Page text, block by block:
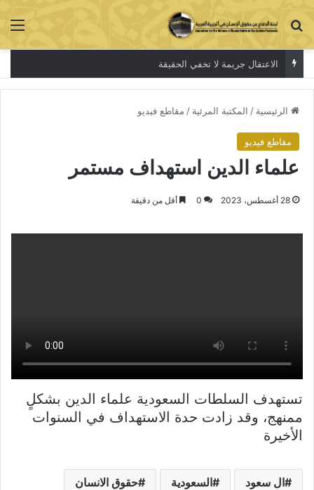
بحث عن
الاعتقال جريمة لا تخفي الحقيقة
الرئيسية / المكتبة المرئية / مقاطع فيديو
مقاطع فيديو
علماء الدين استهداف مستمر
28 أغسطس، 2023 0 أقل من دقيقة
تستهدف السلطات السعودية علماء الدين بشكلٍ
ممنهج، وقد زادت حدة الاستهداف في السنوات
الأخيرة
ال سعود السعودية حقوق الانسان